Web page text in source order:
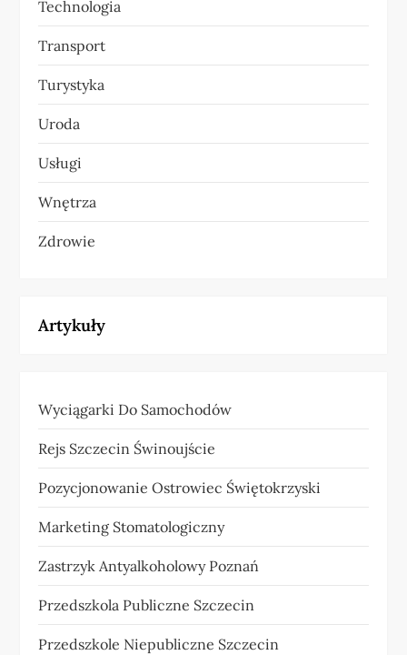
Technologia
Transport
Turystyka
Uroda
Usługi
Wnętrza
Zdrowie
Artykuły
Wyciągarki Do Samochodów
Rejs Szczecin Świnoujście
Pozycjonowanie Ostrowiec Świętokrzyski
Marketing Stomatologiczny
Zastrzyk Antyalkoholowy Poznań
Przedszkola Publiczne Szczecin
Przedszkole Niepubliczne Szczecin